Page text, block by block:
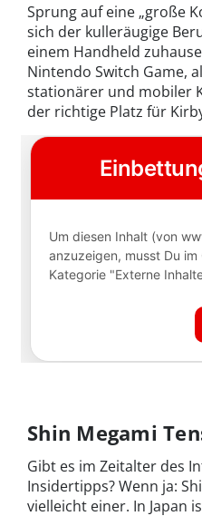
Sprung auf eine „große
sich der kulleräugige
einem Handheld
Nintendo Switch Game,
stationärer und mobiler
der richtige Platz für
Shin Megami
Gibt es im Zeitalter des
Insidertipps? Wenn ja:
vielleicht einer. In Japan